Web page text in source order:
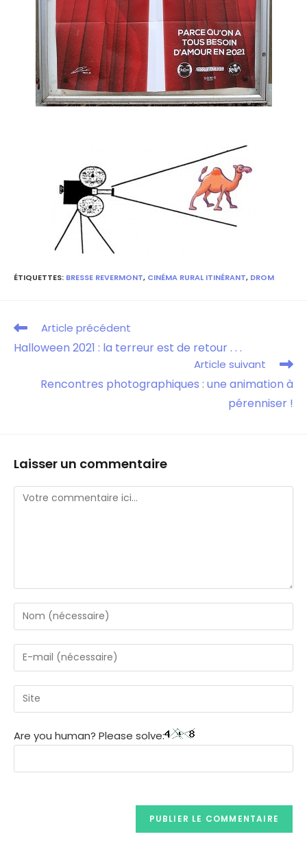
ÉTIQUETTES: BRESSE REVERMONT, CINÉMA RURAL ITINÉRANT, DROM
Article précédent
Halloween 2021 : la terreur est de retour . . .
Article suivant
Rencontres photographiques : une animation à
pérenniser !
Laisser un commentaire
Are you human? Please solve: